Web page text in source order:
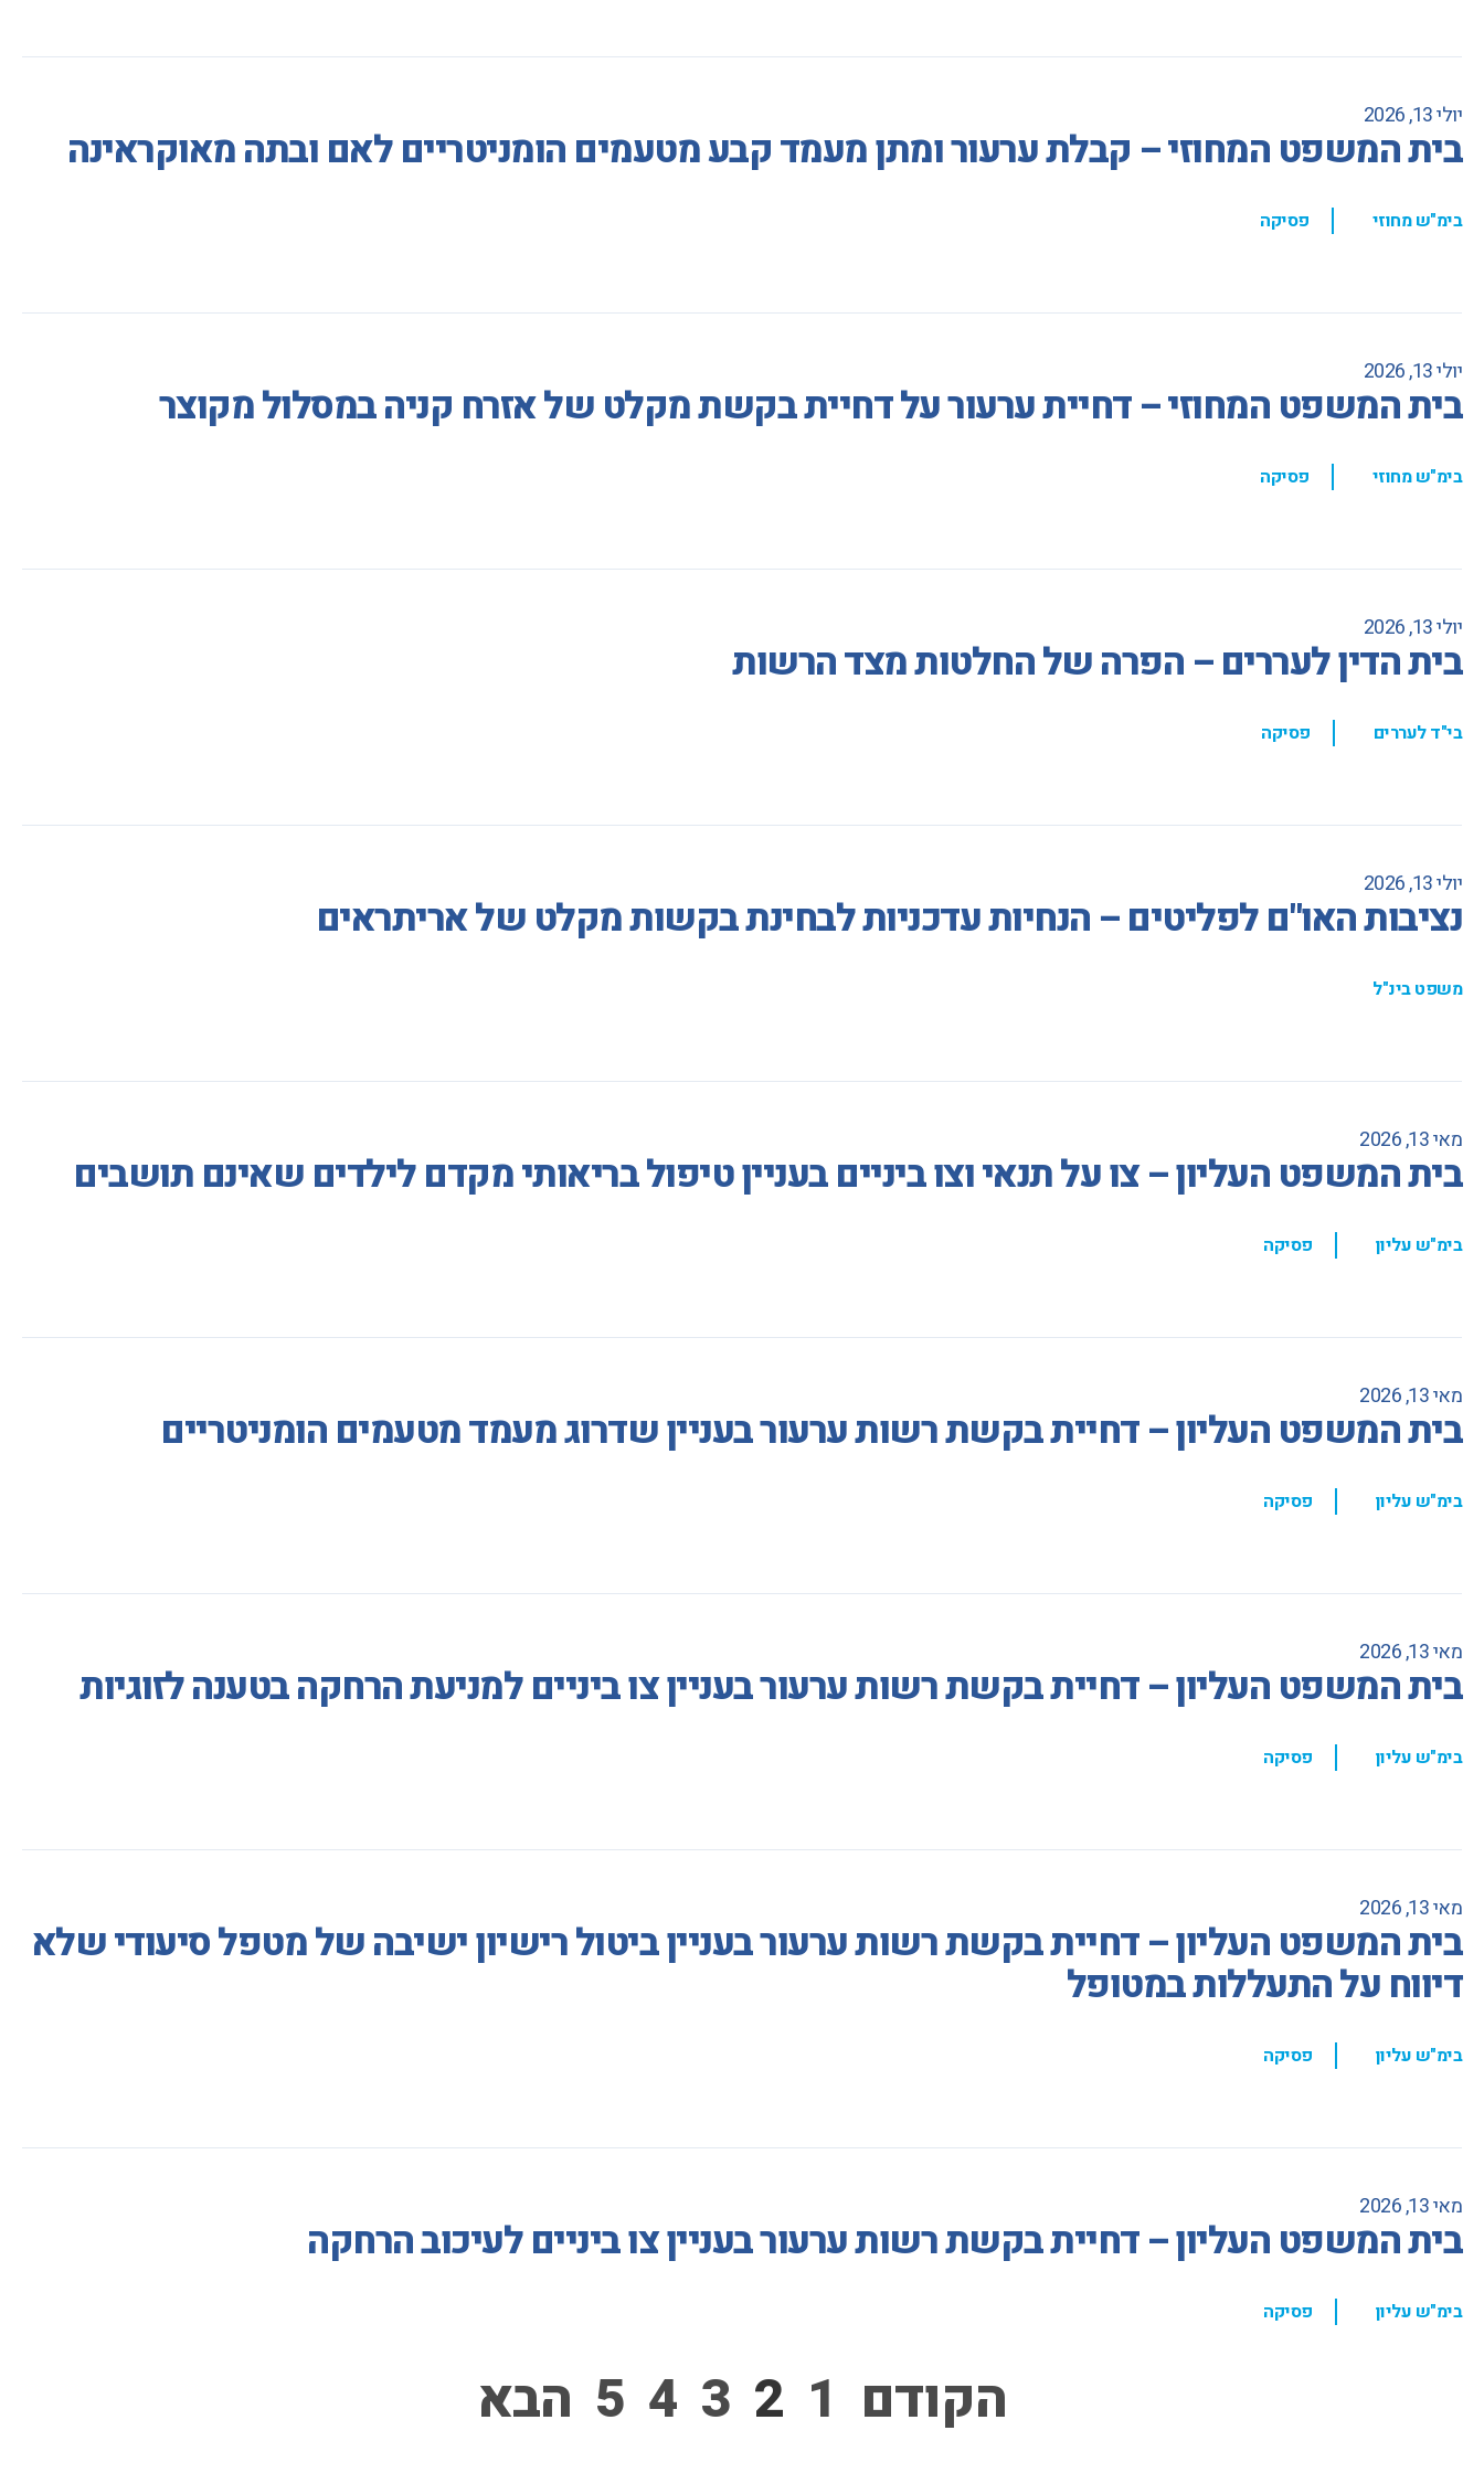
יולי 13, 2026
בית המשפט המחוזי – קבלת ערעור ומתן מעמד קבע מטעמים הומניטריים לאם ובתה מאוקראינה
בימ"ש מחוזי , פסיקה
יולי 13, 2026
בית המשפט המחוזי – דחיית ערעור על דחיית בקשת מקלט של אזרח קניה במסלול מקוצר
בימ"ש מחוזי , פסיקה
יולי 13, 2026
בית הדין לעררים – הפרה של החלטות מצד הרשות
בי"ד לעררים , פסיקה
יולי 13, 2026
נציבות האו"ם לפליטים – הנחיות עדכניות לבחינת בקשות מקלט של אריתראים
משפט בינ"ל
מאי 13, 2026
בית המשפט העליון – צו על תנאי וצו ביניים בעניין טיפול בריאותי מקדם לילדים שאינם תושבים
בימ"ש עליון , פסיקה
מאי 13, 2026
בית המשפט העליון – דחיית בקשת רשות ערעור בעניין שדרוג מעמד מטעמים הומניטריים
בימ"ש עליון , פסיקה
מאי 13, 2026
בית המשפט העליון – דחיית בקשת רשות ערעור בעניין צו ביניים למניעת הרחקה בטענה לזוגיות
בימ"ש עליון , פסיקה
מאי 13, 2026
בית המשפט העליון – דחיית בקשת רשות ערעור בעניין ביטול רישיון ישיבה של מטפל סיעודי שלא
דיווח על התעללות במטופל
בימ"ש עליון , פסיקה
מאי 13, 2026
בית המשפט העליון – דחיית בקשת רשות ערעור בעניין צו ביניים לעיכוב הרחקה
בימ"ש עליון , פסיקה
הקודם 1
2
3
4
5 הבא